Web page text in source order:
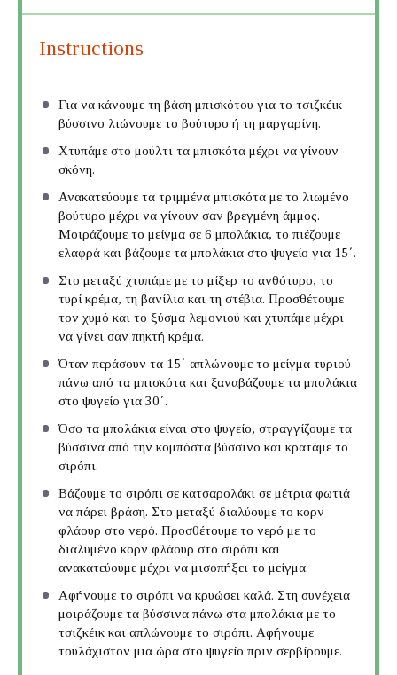
Instructions
Για να κάνουμε τη βάση μπισκότου για το τσιζκέικ
βύσσινο λιώνουμε το βούτυρο ή τη μαργαρίνη.
Χτυπάμε στο μούλτι τα μπισκότα μέχρι να γίνουν
σκόνη.
Ανακατεύουμε τα τριμμένα μπισκότα με το λιωμένο
βούτυρο μέχρι να γίνουν σαν βρεγμένη άμμος.
Μοιράζουμε το μείγμα σε 6 μπολάκια, το πιέζουμε
ελαφρά και βάζουμε τα μπολάκια στο ψυγείο για 15΄.
Στο μεταξύ χτυπάμε με το μίξερ το ανθότυρο, το
τυρί κρέμα, τη βανίλια και τη στέβια. Προσθέτουμε
τον χυμό και το ξύσμα λεμονιού και χτυπάμε μέχρι
να γίνει σαν πηκτή κρέμα.
Όταν περάσουν τα 15΄ απλώνουμε το μείγμα τυριού
πάνω από τα μπισκότα και ξαναβάζουμε τα μπολάκια
στο ψυγείο για 30΄.
Όσο τα μπολάκια είναι στο ψυγείο, στραγγίζουμε τα
βύσσινα από την κομπόστα βύσσινο και κρατάμε το
σιρόπι.
Βάζουμε το σιρόπι σε κατσαρολάκι σε μέτρια φωτιά
να πάρει βράση. Στο μεταξύ διαλύουμε το κορν
φλάουρ στο νερό. Προσθέτουμε το νερό με το
διαλυμένο κορν φλάουρ στο σιρόπι και
ανακατεύουμε μέχρι να μισοπήξει το μείγμα.
Αφήνουμε το σιρόπι να κρυώσει καλά. Στη συνέχεια
μοιράζουμε τα βύσσινα πάνω στα μπολάκια με το
τσιζκέικ και απλώνουμε το σιρόπι. Αφήνουμε
τουλάχιστον μια ώρα στο ψυγείο πριν σερβίρουμε.